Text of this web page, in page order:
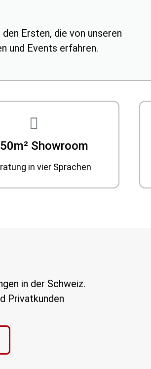
Ersten, die von unseren
und Events erfahren.
Showroom
in vier Sprachen
in der Schweiz.
Privatkunden